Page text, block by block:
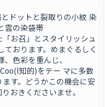
ドットと裂取りの小紋 染
雲の染袋帯
お召」とスタイリッシュ
おります。めまぐるしく
色彩を重んじ、
知的)をテー マに多数
す。どうかこの機会に安
おきくださいませ。